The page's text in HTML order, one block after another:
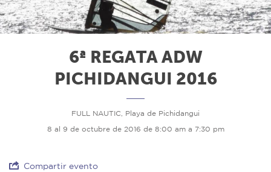
6ª REGATA ADW
PICHIDANGUI 2016
FULL NAUTIC, Playa de Pichidangui
8 al 9 de octubre de 2016 de 8:00 am a 7:30 pm
Compartir evento